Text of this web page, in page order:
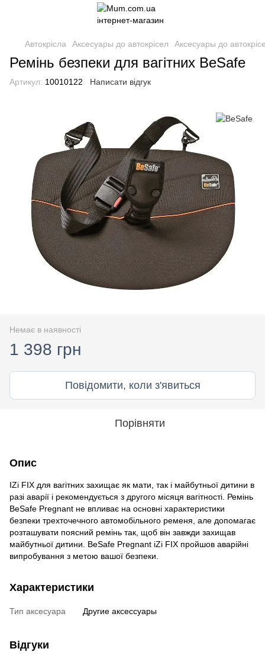
Автокрісла Аксесуары до автокрісел Аксесуары до
Ремінь безпеки для вагітних BeSafe
Артикул: 10010122 Написати відгук
Немає в наявності
1 398 грн
Повідомити, коли з'явиться
Порівняти
Опис
IZi FIX для вагітних захищає як мати, так і майбутньої дитини в
разі аварії і рекомендується з другого місяця вагітності. Ремінь
BeSafe Pregnant не впливає на основні характеристики
безпеки трехточечного автомобільного ременя, але допомагає
розташувати поясний ремінь так, щоб він завжди захищав
майбутньої дитини. BeSafe Pregnant iZi FIX пройшов аварійні
випробування з метою вашої безпеки.
Характеристики
Тип аксесуара Другие аксессуары
Відгуки